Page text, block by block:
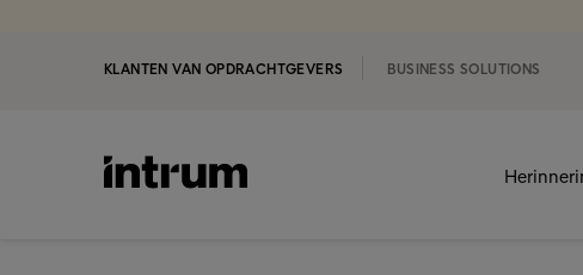
KLANTEN VAN OPDRACHTGEVERS BUSINESS SOLUTIONS